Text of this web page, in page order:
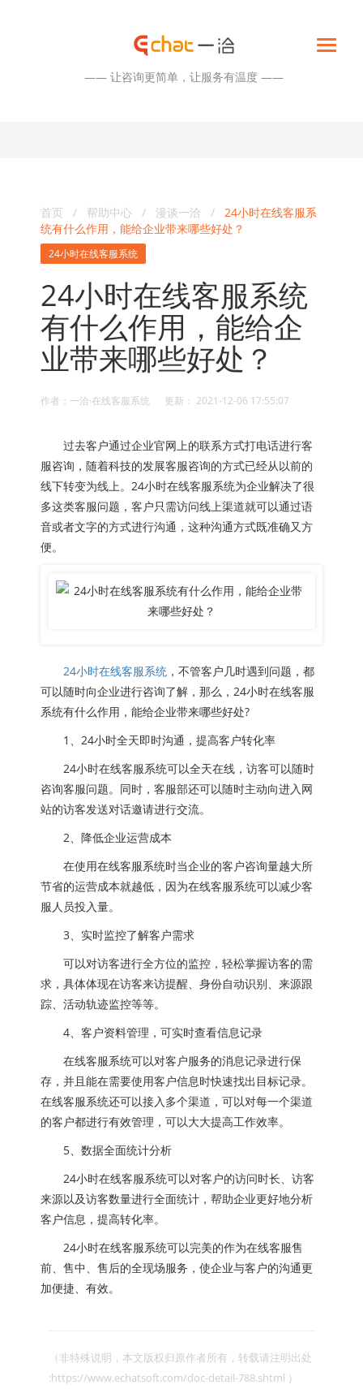
—— 让咨询更简单，让服务有温度 ——
首页 / 帮助中心 / 漫谈一洽 / 24小时在线客服系
统有什么作用，能给企业带来哪些好处？
24小时在线客服系统
24小时在线客服系统
有什么作用，能给企
业带来哪些好处？
作者：一洽·在线客服系统 更新： 2021-12-06 17:55:07
过去客户通过企业官网上的联系方式打电话进行客
服咨询，随着科技的发展客服咨询的方式已经从以前的
线下转变为线上。24小时在线客服系统为企业解决了很
多这类客服问题，客户只需访问线上渠道就可以通过语
音或者文字的方式进行沟通，这种沟通方式既准确又方
便。
24小时在线客服系统 ，不管客户几时遇到问题，都
可以随时向企业进行咨询了解，那么，24小时在线客服
系统有什么作用，能给企业带来哪些好处?
1、24小时全天即时沟通，提高客户转化率
24小时在线客服系统可以全天在线，访客可以随时
咨询客服问题。同时，客服部还可以随时主动向进入网
站的访客发送对话邀请进行交流。
2、降低企业运营成本
在使用在线客服系统时当企业的客户咨询量越大所
节省的运营成本就越低，因为在线客服系统可以减少客
服人员投入量。
3、实时监控了解客户需求
可以对访客进行全方位的监控，轻松掌握访客的需
求，具体体现在访客来访提醒、身份自动识别、来源跟
踪、活动轨迹监控等等。
4、客户资料管理，可实时查看信息记录
在线客服系统可以对客户服务的消息记录进行保
存，并且能在需要使用客户信息时快速找出目标记录。
在线客服系统还可以接入多个渠道，可以对每一个渠道
的客户都进行有效管理，可以大大提高工作效率。
5、数据全面统计分析
24小时在线客服系统可以对客户的访问时长、访客
来源以及访客数量进行全面统计，帮助企业更好地分析
客户信息，提高转化率。
24小时在线客服系统可以完美的作为在线客服售
前、售中、售后的全现场服务，使企业与客户的沟通更
加便捷、有效。
（非特殊说明，本文版权归原作者所有，转载请注明出处
:https://www.echatsoft.com/doc-detail-788.shtml ）